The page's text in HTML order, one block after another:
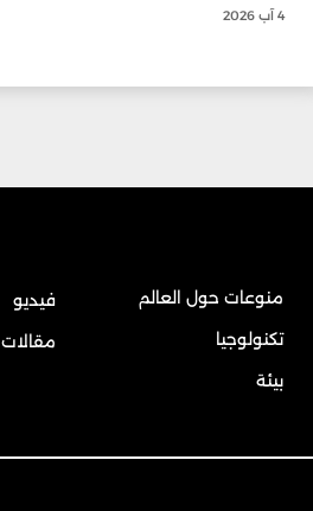
4 آب 2026
منوعات حول العالم
تكنولوجيا
بيئة
فيديو
مقالات